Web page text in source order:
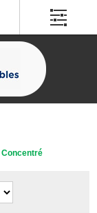
Concentré